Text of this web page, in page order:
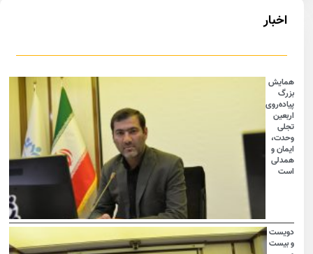
اخبار
همایش
بزرگ
پیاده‌روی
اربعین
تجلی
وحدت،
ایمان و
همدلی
است
دویست
و بیست